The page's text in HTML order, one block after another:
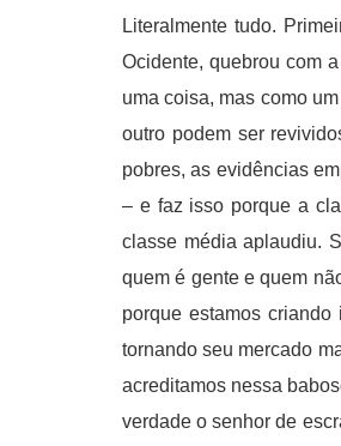
Literalmente tudo.
Ocidente, quebrou com
uma coisa, mas como
outro podem ser
pobres, as evidências
– e faz isso porque a
classe média aplaudiu.
quem é gente e quem
porque estamos
tornando seu mercado
acreditamos nessa
verdade o senhor de